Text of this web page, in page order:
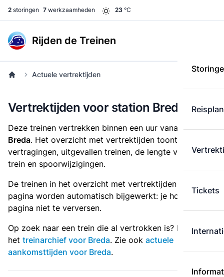
2 storingen 7 werkzaamheden 23 °C
Rijden de Treinen
Tickets
Actuele vertrektijden
Vertrektijden voor station Breda
Deze treinen vertrekken binnen een uur vanaf station
Breda. Het overzicht met vertrektijden toont alle
vertragingen, uitgevallen treinen, de lengte van iedere
trein en spoorwijzigingen.
De treinen in het overzicht met vertrektijden op deze
pagina worden automatisch bijgewerkt: je hoeft de
pagina niet te verversen.
Op zoek naar een trein die al vertrokken is? Bekijk dan
het treinarchief voor Breda. Zie ook actuele
aankomsttijden voor Breda.